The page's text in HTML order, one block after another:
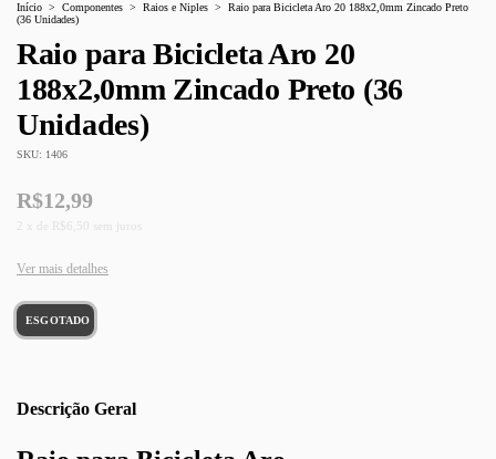
Início > Componentes > Raios e Niples >
Raio para Bicicleta Aro 20 188x2,0mm Zincado Preto
(36 Unidades)
Raio para Bicicleta Aro 20
188x2,0mm Zincado Preto (36
Unidades)
SKU: 1406
R$12,99
x R$6,50 sem juros
Ver mais detalhes
Descrição